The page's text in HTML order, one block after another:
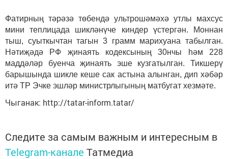
Фатирның тәрәзә төбендә ультрошәмәхә утлы махсус
мини теплицада шикләнүче киндер үстергән. Моннан
тыш, суыткычтан тагын 3 грамм марихуана табылган.
Нәтиҗәдә РФ җинаять кодексының 30нчы һәм 228
маддәләр буенча җинаять эше кузгатылган. Тикшерү
барышында шикле кеше сак астына алынган, дип хәбәр
итә ТР Эчке эшләр министрлыгының матбугат хезмәте.
Чыганак: http://tatar-inform.tatar/
Следите за самым важным и интересным в
Telegram-канале Татмедиа